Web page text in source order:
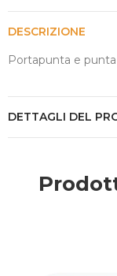
DESCRIZIONE
Portapunta e
DETTAGLI DEL